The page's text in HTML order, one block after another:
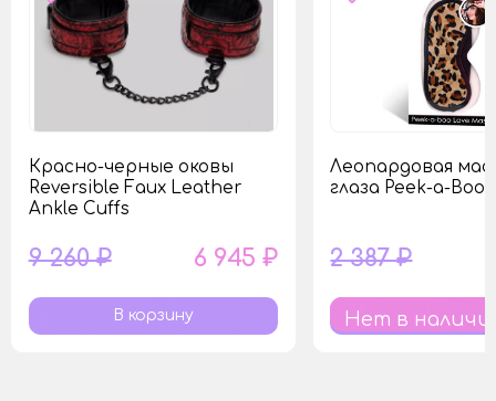
Красно-черные оковы
Reversible Faux Leather
Ankle Cuffs
9 260 ₽ 6 945 ₽
Леопардовая
глаза Peek-a-Boo
2 387 ₽
Нет в